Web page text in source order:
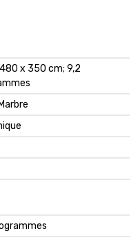
x 350 cm; 9,2